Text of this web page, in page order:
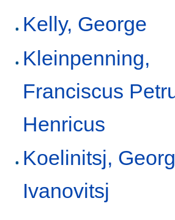
Kelly, George
Kleinpenning,
Franciscus
Henricus
Koelinitsj,
Ivanovitsj